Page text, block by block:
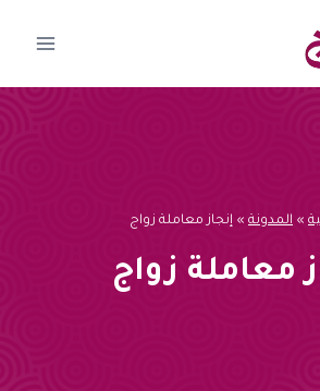
» المدونة » إنجاز معاملة زواج
معاملة زواج